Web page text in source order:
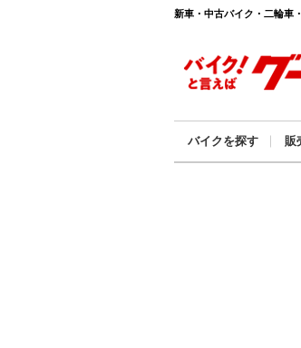
新車・中古バイク・二輪車
バイクを探す 販